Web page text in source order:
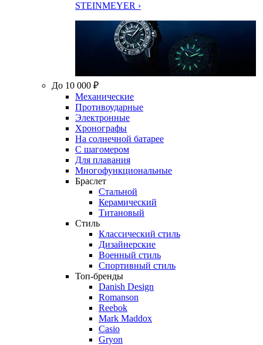
STEINMEYER ›
До 10 000 ₽
Механические
Противоударные
Электронные
Хронографы
На солнечной батарее
С шагомером
Для плавания
Многофункциональные
Браслет
Стальной
Керамический
Титановый
Стиль
Классический стиль
Дизайнерские
Военный стиль
Спортивный стиль
Топ-бренды
Danish Design
Romanson
Reebok
Mark Maddox
Casio
Gryon